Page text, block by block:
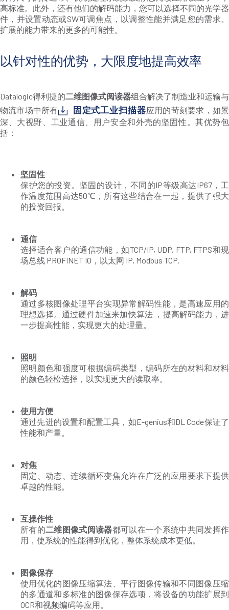
高标准。此外，还有他们的解码能力，您可以选择不同的光学器
件，并设置动态或SW可调焦点，以调整性能并满足您的需求。
扩展的能力带来的更多的可能性。
以针对性的优势，大限度地提高效率
Datalogic得利捷的二维图像式阅读器组合解决了制造业和运输与
物流市场中所有
固定式工业扫描器应用的苛刻要求，如景
深、大视野、工业通信、用户安全和外壳的坚固性。其优势包
括：
坚固性
保护您的投资。坚固的设计，不同的IP等级高达IP67，工
作温度范围高达50℃，所有这些结合在一起，提供了强大
的投资回报。
通信
选择适合客户的通信功能，如TCP/IP, UDP, FTP, FTPS和现
场总线 PROFINET IO，以太网 IP, Modbus TCP.
解码
通过多核图像处理平台实现异常解码性能，是高速应用的
理想选择。通过硬件加速来加快算法 ，提高解码能力，进
一步提高性能，实现更大的处理量。
照明
照明颜色和强度可根据编码类型，编码所在的材料和材料
的颜色轻松选择，以实现更大的读取率。
使用方便
通过先进的设置和配置工具，如E-genius和DL Code保证了
性能和产量。
对焦
固定、动态、连续循环变焦允许在广泛的应用要求下提供
卓越的性能。
互操作性
所有的二维图像式阅读器都可以在一个系统中共同发挥作
用，使系统的性能得到优化，整体系统成本更低。
图像保存
使用优化的图像压缩算法、平行图像传输和不同图像压缩
的多通道和多标准的图像保存选项，将设备的功能扩展到
OCR和视频编码等应用。